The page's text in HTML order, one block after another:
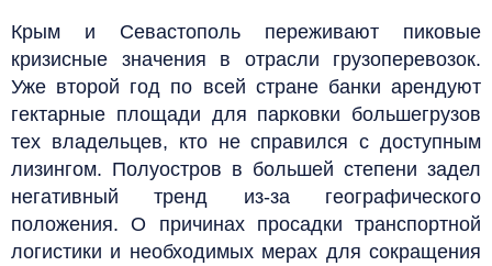
Крым и Севастополь переживают пиковые
кризисные значения в отрасли грузоперевозок.
Уже второй год по всей стране банки арендуют
гектарные площади для парковки большегрузов
тех владельцев, кто не справился с доступным
лизингом. Полуостров в большей степени задел
негативный тренд из-за географического
положения. О причинах просадки транспортной
логистики и необходимых мерах для сокращения